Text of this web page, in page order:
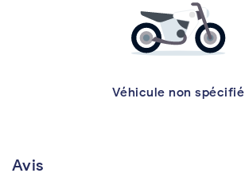
Véhicule non spécifié
Avis